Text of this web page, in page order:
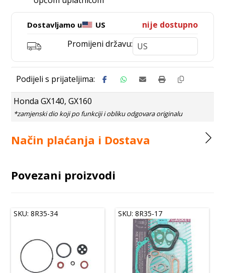
Dostavljamo u US
nije dostupno
Promijeni državu:
Honda GX140, GX160
Način plaćanja i Dostava
Povezani proizvodi
SKU: 8R35-34 SKU: 8R35-17